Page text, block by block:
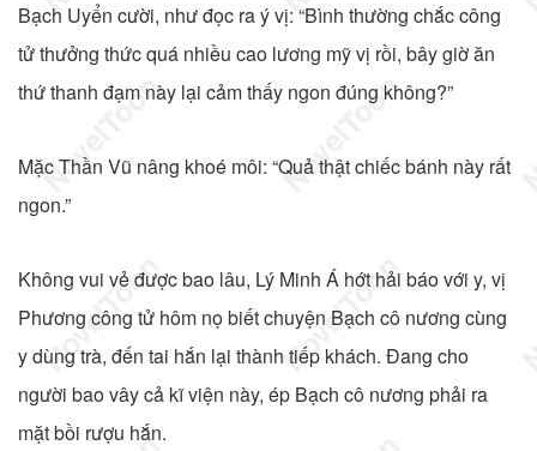
Bạch Uyển cười, như đọc ra ý vị: “Bình thường chắc công
tử thưởng thức quá nhiều cao lương mỹ vị rồi, bây giờ ăn
thứ thanh đạm này lại cảm thấy ngon đúng không?”
Mặc Thần Vũ nâng khoé môi: “Quả thật chiếc bánh này rất
ngon.”
Không vui vẻ được bao lâu, Lý Minh Á hớt hải báo với y, vị
Phương công tử hôm nọ biết chuyện Bạch cô nương cùng
y dùng trà, đến tai hắn lại thành tiếp khách. Đang cho
người bao vây cả kĩ viện này, ép Bạch cô nương phải ra
mặt bồi rượu hắn.